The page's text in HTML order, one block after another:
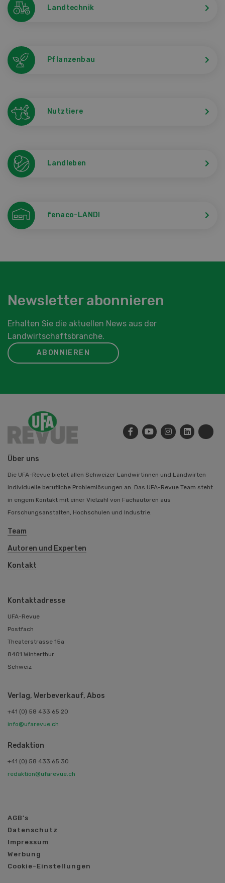
Landtechnik
Pflanzenbau
Nutztiere
Landleben
fenaco-LANDI
Newsletter abonnieren
Erhalten Sie die aktuellen News aus der
Landwirtschaftsbranche.
ABONNIEREN
Über uns
Die UFA-Revue bietet allen Schweizer Landwirtinnen und Landwirten
individuelle berufliche Problemlösungen an. Das UFA-Revue Team steht
in engem Kontakt mit einer Vielzahl von Fachautoren aus
Forschungsanstalten, Hochschulen und Industrie.
Team
Autoren und Experten
Kontakt
Kontaktadresse
UFA-Revue
Postfach
Theaterstrasse 15a
8401 Winterthur
Schweiz
Verlag, Werbeverkauf, Abos
+41 (0) 58 433 65 20
info@ufarevue.ch
Redaktion
+41 (0) 58 433 65 30
redaktion@ufarevue.ch
AGB's
Datenschutz
Impressum
Werbung
Cookie-Einstellungen